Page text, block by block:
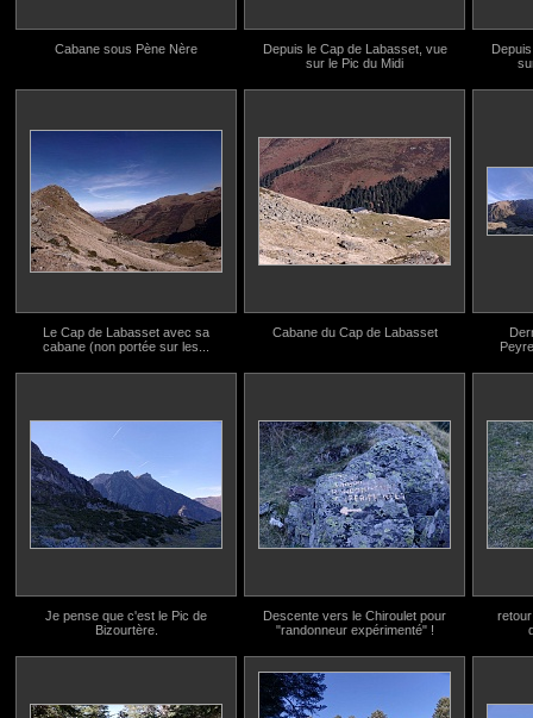
Cabane sous Pène Nère
Depuis le Cap de Labasset, vue
sur le Pic du Midi
Le Cap de Labasset avec sa
cabane (non portée sur les...
Cabane du Cap de Labasset
Je pense que c'est le Pic de
Bizourtère.
Descente vers le Chiroulet pour
"randonneur expérimenté" !